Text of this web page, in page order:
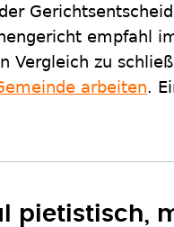
empfahl
Vergleich zu
arbeiten.
pietistisch,